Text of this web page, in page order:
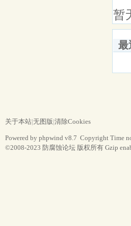
暂
最
关于本站|无图版|清除Cookies
Powered by phpwind v8.7 Copyright Time
©2008-2023 防腐蚀论坛 版权所有 Gzip